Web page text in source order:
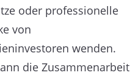
oder professionelle
von
wenden.
die Zusammenarbeit